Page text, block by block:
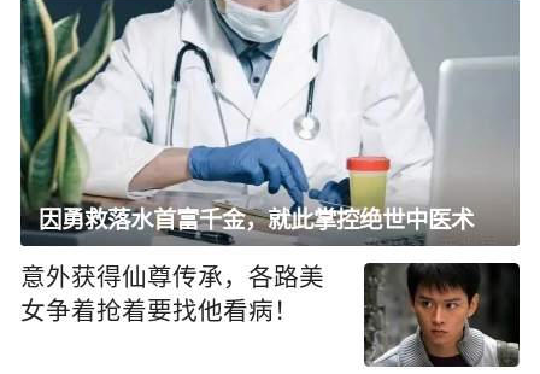
因勇救落水首富千金，就此掌控绝世中医术
意外获得仙尊传承，各路美
女争着抢着要找他看病！